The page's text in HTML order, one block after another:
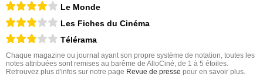
Le Monde
Les Fiches du Cinéma
Télérama
Chaque magazine ou journal ayant son propre système de notation, toutes les
notes attribuées sont remises au barême de AlloCiné, de 1 à 5 étoiles.
Retrouvez plus d'infos sur notre page Revue de presse pour en savoir plus.